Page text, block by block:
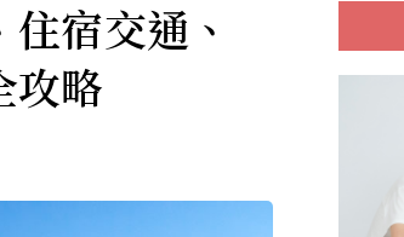
宿交通、
攻略